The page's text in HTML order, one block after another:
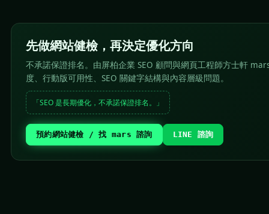
先做網站健檢，再決定優化方向
不承諾保證排名。由屏柏企業 SEO 顧問與網頁工程師方士軒
度、行動版可用性、SEO 關鍵字結構與內容層級問題。
「SEO 是長期優化，不承諾保證排名。」
預約網站健檢 / 找 mars 諮詢 LINE 諮詢